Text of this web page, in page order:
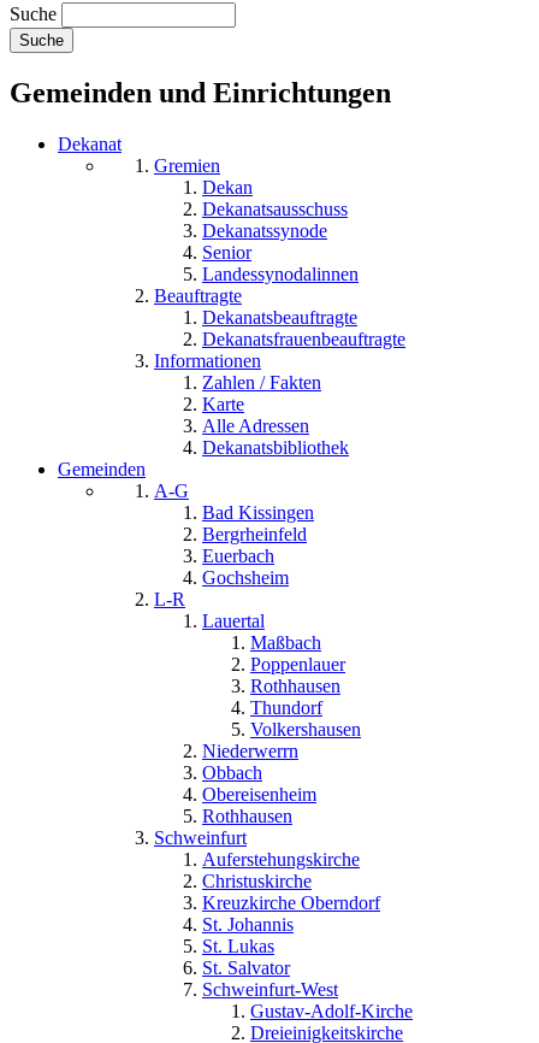
Suche
Gemeinden und Einrichtungen
Dekanat
Gremien
Dekan
Dekanatsausschuss
Dekanatssynode
Senior
Landessynodalinnen
Beauftragte
Dekanatsbeauftragte
Dekanatsfrauenbeauftragte
Informationen
Zahlen / Fakten
Karte
Alle Adressen
Dekanatsbibliothek
Gemeinden
A-G
Bad Kissingen
Bergrheinfeld
Euerbach
Gochsheim
L-R
Lauertal
Maßbach
Poppenlauer
Rothhausen
Thundorf
Volkershausen
Niederwerrn
Obbach
Obereisenheim
Rothhausen
Schweinfurt
Auferstehungskirche
Christuskirche
Kreuzkirche Oberndorf
St. Johannis
St. Lukas
St. Salvator
Schweinfurt-West
Gustav-Adolf-Kirche
Dreieinigkeitskirche